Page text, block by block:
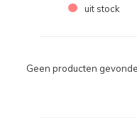
uit stock
Geen producten